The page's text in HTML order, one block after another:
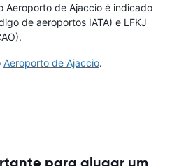
Aeroporto de Ajaccio é indicado
de aeroportos IATA) e LFKJ
Aeroporto de Ajaccio.